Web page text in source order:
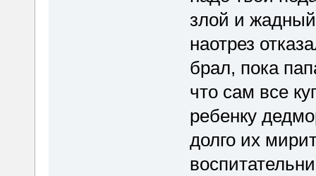
злой и
наотрез
брал, пока
что сам все
ребенку
долго их